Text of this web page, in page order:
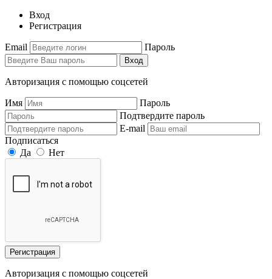
Вход
Регистрация
Email Пароль
Вход
Авторизация с помощью соцсетей
Имя
Пароль
Подтвердите пароль
E-mail
Подписаться
Да
Нет
Регистрация
Авторизация с помощью соцсетей